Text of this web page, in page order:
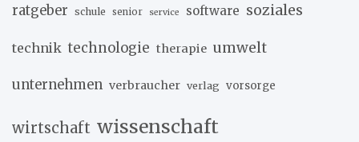
ratgeber schule senior service software soziales
technik technologie therapie umwelt
unternehmen verbraucher verlag vorsorge
wirtschaft wissenschaft